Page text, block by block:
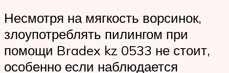
Несмотря на мягкость ворсинок,
злоупотреблять пилингом при
помощи Bradex kz 0533 не стоит,
особенно если наблюдается